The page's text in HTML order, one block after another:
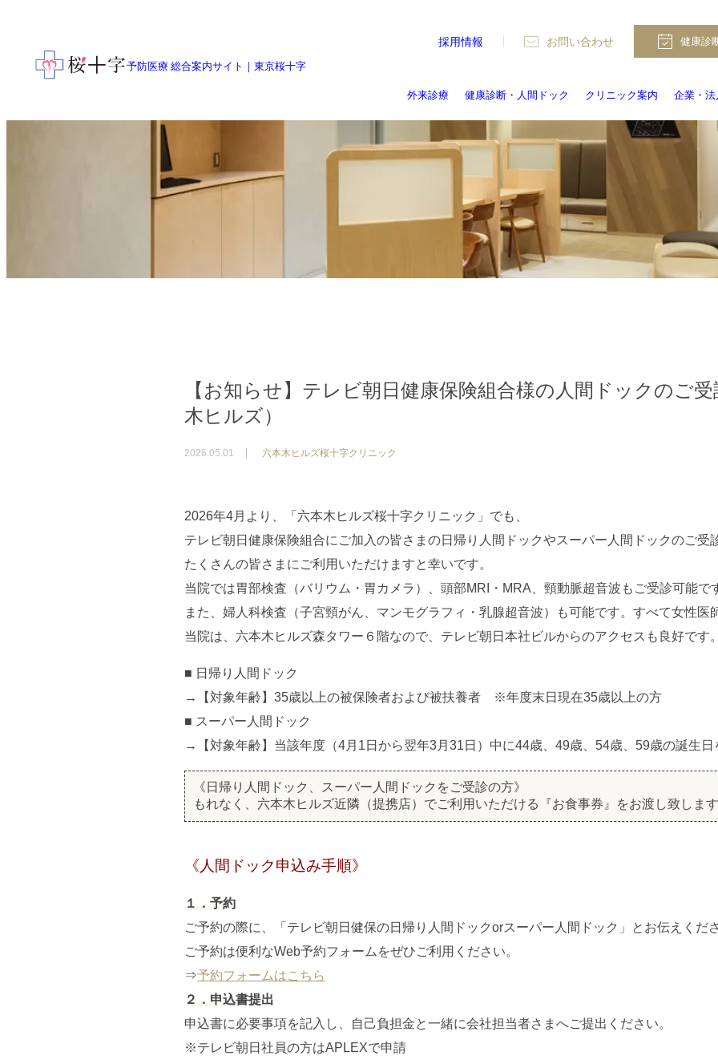
予防医療 総合案内サイト ｜ 東京桜十字
外来診療 健康診断・人間ドック クリニック案内 企業・
採用情報 お問い合わせ 健康診
【お知らせ】テレビ朝日健康保険組合様の人間ドックのご
木ヒルズ）
2026.05.01 六本木ヒルズ桜十字クリニック
2026年4月より、「六本木ヒルズ桜十字クリニック」でも、
テレビ朝日健康保険組合にご加入の皆さまの日帰り人間ドックやスーパー人間ドックのご受
たくさんの皆さまにご利用いただけますと幸いです。
当院では胃部検査（バリウム・胃カメラ）、頭部MRI・MRA、頸動脈超音波もご受診可能で
また、婦人科検査（子宮頸がん、マンモグラフィ・乳腺超音波）も可能です。すべて女性医
当院は、六本木ヒルズ森タワー６階なので、テレビ朝日本社ビルからのアクセスも良好です
■ 日帰り人間ドック
→【対象年齢】35歳以上の被保険者および被扶養者 ※年度末日現在35歳以上の方
■ スーパー人間ドック
→【対象年齢】当該年度（4月1日から翌年3月31日）中に44歳、49歳、54歳、59歳の誕生日
《日帰り人間ドック、スーパー人間ドックをご受診の方》
もれなく、六本木ヒルズ近隣（提携店）でご利用いただける『お食事券』をお渡し致しま
《人間ドック申込み手順》
１．予約
ご予約の際に、「テレビ朝日健保の日帰り人間ドックorスーパー人間ドック」とお伝えくだ
ご予約は便利なWeb予約フォームをぜひご利用ください。
⇒予約フォームはこちら
２．申込書提出
申込書に必要事項を記入し、自己負担金と一緒に会社担当者さまへご提出ください。
※テレビ朝日社員の方はAPLEXで申請